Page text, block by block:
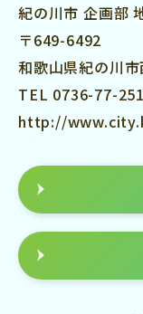
紀の川市 企画部
〒649-6492
和歌山県紀の川
TEL 0736-77-
http://